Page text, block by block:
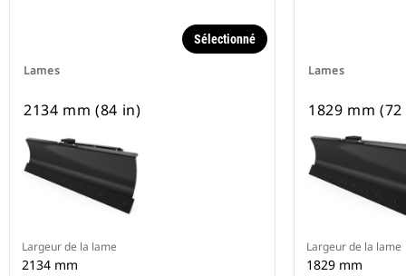
Lames
Sélectionné
2134 mm (84 in)
Largeur de la lame
2134 mm
Lames
1829 mm
Largeur de la lame
1829 mm